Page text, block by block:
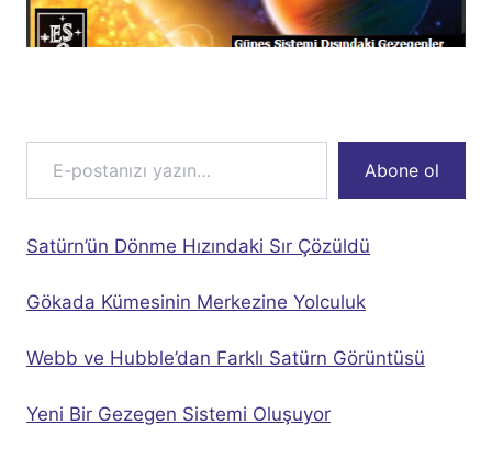
E-postanızı yazın…
Abone ol
Satürn’ün Dönme Hızındaki Sır Çözüldü
Gökada Kümesinin Merkezine Yolculuk
Webb ve Hubble’dan Farklı Satürn Görüntüsü
Yeni Bir Gezegen Sistemi Oluşuyor